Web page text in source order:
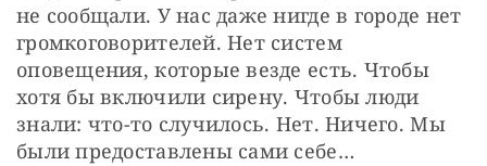
не сообщали. У нас даже нигде в городе нет
громкоговорителей. Нет систем
оповещения, которые везде есть. Чтобы
хотя бы включили сирену. Чтобы люди
знали: что-то случилось. Нет. Ничего. Мы
были предоставлены сами себе…